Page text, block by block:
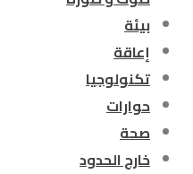
بيئة
إعاقة
تكنولوجيا
حوارات
صحة
خارج الحدود